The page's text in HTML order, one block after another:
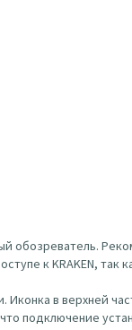
обозреватель.
к KRAKEN, так
Иконка в верхней
подключение